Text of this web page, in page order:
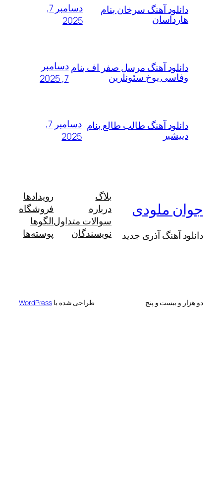
آهنگ سرخان بنام
آهنگ مرسل صفر اف بنام
یوخ سئونلرین
دسامبر
7, 2025
آهنگ طالب طالع بنام
دسامبر 7,
ملودی
آذری جدید
درباره
سوالات متداول
نویسندگان
رویدادها
فروشگاه
الگوها
پوسته‌ها
بیست و پنج WordPress